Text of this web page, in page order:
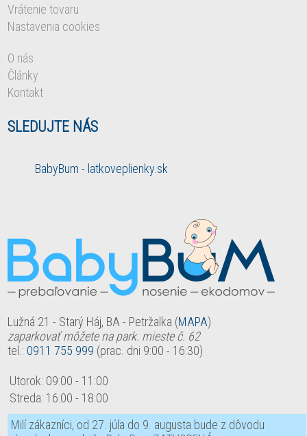
Vrátenie tovaru
Nastavenia cookies
O nás
Články
Kontakt
SLEDUJTE NÁS
BabyBum - latkoveplienky.sk
Lužná 21 - Starý Háj, BA - Petržalka (MAPA)
zaparkovať môžete na park. mieste č. 62
tel.: 0911 755 999 (prac. dni 9:00 - 16:30)
Utorok: 09:00 - 11:00
Streda: 16:00 - 18:00
Milí zákazníci, od 27. júla do 9. augusta bude z dôvodu